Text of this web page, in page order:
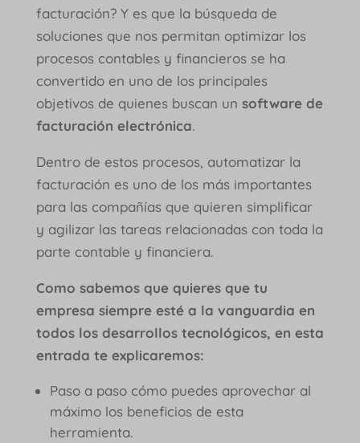
facturación? Y es que la búsqueda de
soluciones que nos permitan optimizar los
procesos contables y financieros se ha
convertido en uno de los principales
objetivos de quienes buscan un software de
facturación electrónica.
Dentro de estos procesos, automatizar la
facturación es uno de los más importantes
para las compañías que quieren simplificar
y agilizar las tareas relacionadas con toda la
parte contable y financiera.
Como sabemos que quieres que tu
empresa siempre esté a la vanguardia en
todos los desarrollos tecnológicos, en esta
entrada te explicaremos:
Paso a paso cómo puedes aprovechar al
máximo los beneficios de esta
herramienta.